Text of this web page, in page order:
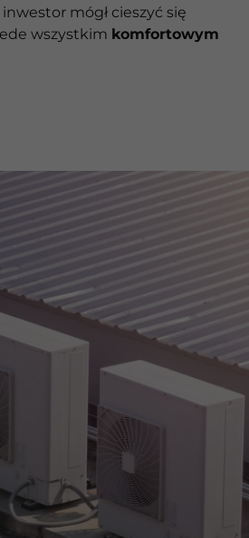
mógł cieszyć się
wszystkim komfortowym